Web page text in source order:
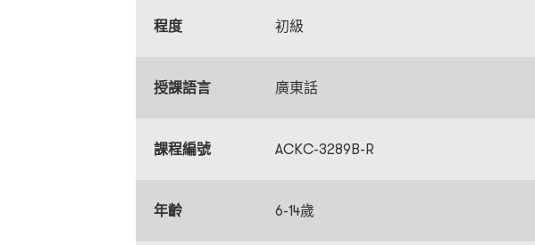
程度 初級
授課語言 廣東話
課程編號 ACKC-3289B-R
年齡 6-14歲